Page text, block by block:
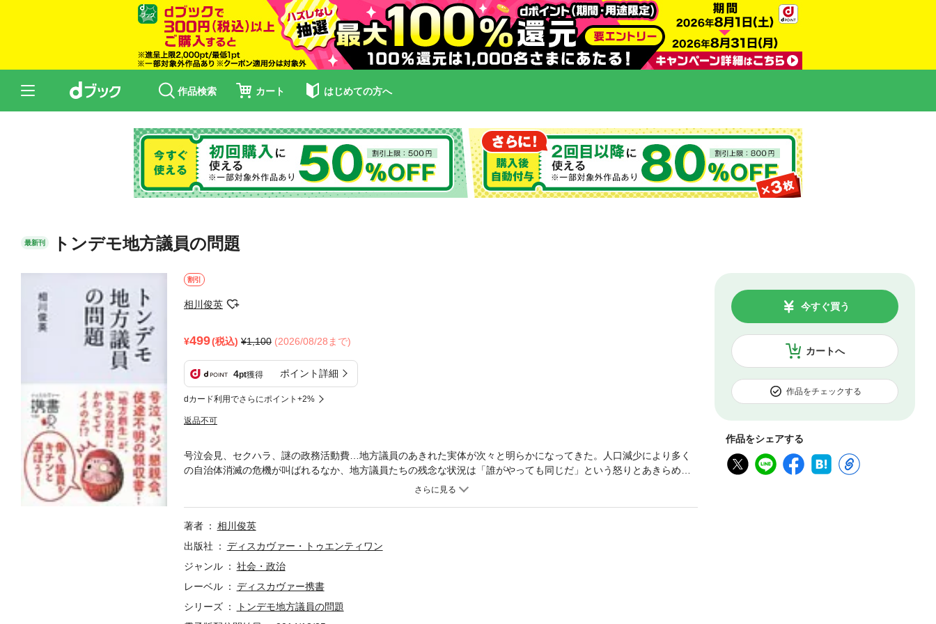
作品検索 カート はじめての方へ
最新刊 トンデモ地方議員の問題
割引
相川俊英
499(税込) 1,100 (2026/08/28まで)
4pt獲得 ポイント詳細
dカード利用でさらにポイント+2%
返品不可
カートへ
今すぐ買う
作品をチェックする
作品をシェアする
号泣会見、セクハラ、謎の政務活動費…地方議員のあきれた実体が次々と明らかになってきた。人口減少により多く
の自治体消滅の危機が叫ばれるなか、地方議員たちの残念な状況は「誰がやっても同じだ」という怒りとあきらめに
つながっている。たしかに、仕事をしない議員はいる。ただ目立ちたいだけ、ただ地盤を継いだだけの議員もいるだ
新しい動きも取り上げた。「地方創生」は、国主導ではなく、住民主導で取り組むべきものだ。
著者
相川俊英
出版社
ディスカヴァー・トゥエンティワン
ジャンル
社会・政治
レーベル
ディスカヴァー携書
シリーズ
トンデモ地方議員の問題